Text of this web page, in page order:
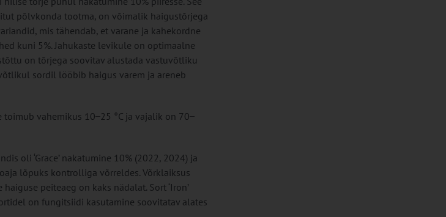
põlvkonda tootma, on võimalik haigustõrjega
mis tähendab, et varane ja kahekordne
kuni 5%. Jahukaste levikule on optimaalne
on tõrjega soovitav alustada vastuvõtliku
sordil lööbib haigus varem ja areneb
vahemikus 10 ̶ 25 °C ja vajalik on 70
oli ‘Grace’ nakatumine 10% (2022, 2024) ja
lõpuks kontrolliga võrreldes. Võrklaiksus
peiteaeg on kaks nädalat. Sort ‘Iron’
on fungitsiidi kasutamine soovitatav alates